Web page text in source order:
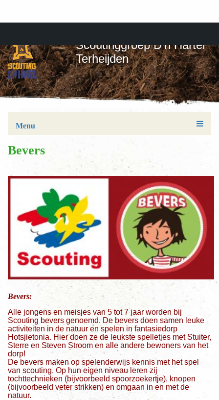
Scoutinggroep D'n Hartel
Terheijden
Menu
Bevers
Bevers:
Alle jongens en meisjes van 5 tot 7 jaar worden bij
Scouting bevers genoemd. De bevers doen samen leuke
activiteiten in de natuur en spelen in fantasiedorp
Hotsjietonia. Hier doen ze de leukste spelletjes met Stuiter,
Sterre en Steven Stroom en alle andere bewoners van het
dorp!
De bevers maken op spelenderwijs kennis met het spel
van scouting. Op hun eigen niveau leren zij
tochttechnieken (bijvoorbeeld spoorzoekertje), knopen
(bijvoorbeeld veter strikken) en omgaan in en met de
natuur.